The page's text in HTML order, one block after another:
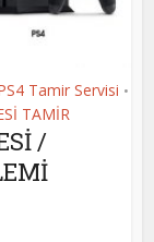
Tamir Servisi •
TAMİR
/